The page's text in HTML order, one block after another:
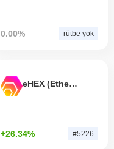
0.00% rütbe yok
eHEX (Ethereum)
+26.34% #5226